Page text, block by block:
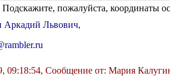
Подскажите, пожалуйста, координаты
Аркадий Львович,
09:18:54, Сообщение от: Мария